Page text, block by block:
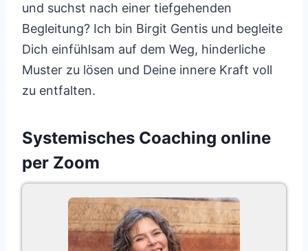
und suchst nach einer tiefgehenden
Begleitung? Ich bin Birgit Gentis und begleite
Dich einfühlsam auf dem Weg, hinderliche
Muster zu lösen und Deine innere Kraft voll
zu entfalten.
Systemisches Coaching online
per Zoom